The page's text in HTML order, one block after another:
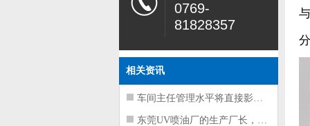
0769-
81828357
相关资讯
车间主任管理水平将直接影响东莞注塑件
东莞UV喷油厂的生产厂长，到底在给工